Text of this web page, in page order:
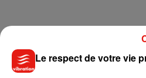
Le respect de votre vie